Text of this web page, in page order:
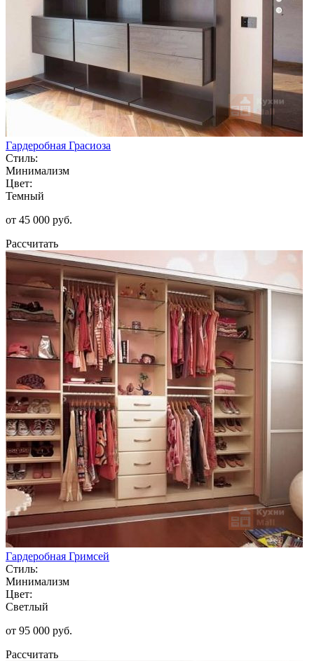
Гардеробная Грасиоза
Стиль:
Минимализм
Цвет:
Темный
от 45 000 руб.
Рассчитать
Гардеробная Гримсей
Стиль:
Минимализм
Цвет:
Светлый
от 95 000 руб.
Рассчитать